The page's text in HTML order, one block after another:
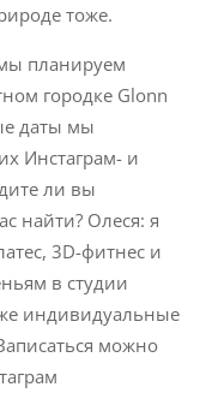
тоже.
планируем
городке Glonn
даты мы
Инстаграм- и
ли вы
найти? Олеся: я
3D-фитнес и
в студии
индивидуальные
можно